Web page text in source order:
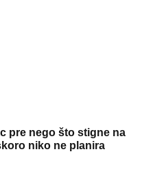
pre nego što stigne na
niko ne planira